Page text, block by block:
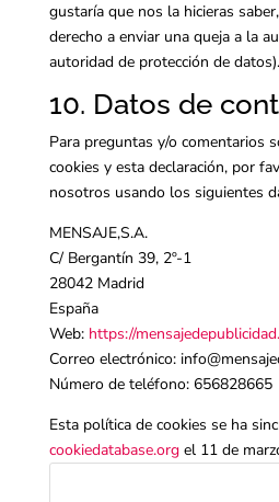
gustaría que nos la hicieras
derecho a enviar una queja a la
autoridad de protección de datos).
10. Datos de
Para preguntas y/o comentarios
cookies y esta declaración, por
nosotros usando los siguientes
MENSAJE,S.A.
C/ Bergantín 39, 2º-1
28042 Madrid
España
Web: https://
Correo electrónico: info@
Número de teléfono: 656828665
Esta política de cookies se ha
cookiedatabase.orgel 11 de